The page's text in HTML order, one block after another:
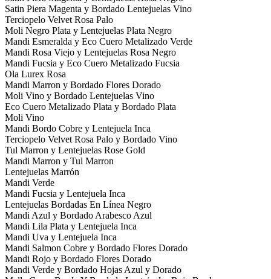
Satin Piera Magenta y Bordado Lentejuelas Vino
Terciopelo Velvet Rosa Palo
Moli Negro Plata y Lentejuelas Plata Negro
Mandi Esmeralda y Eco Cuero Metalizado Verde
Mandi Rosa Viejo y Lentejuelas Rosa Negro
Mandi Fucsia y Eco Cuero Metalizado Fucsia
Ola Lurex Rosa
Mandi Marron y Bordado Flores Dorado
Moli Vino y Bordado Lentejuelas Vino
Eco Cuero Metalizado Plata y Bordado Plata
Moli Vino
Mandi Bordo Cobre y Lentejuela Inca
Terciopelo Velvet Rosa Palo y Bordado Vino
Tul Marron y Lentejuelas Rose Gold
Mandi Marron y Tul Marron
Lentejuelas Marrón
Mandi Verde
Mandi Fucsia y Lentejuela Inca
Lentejuelas Bordadas En Línea Negro
Mandi Azul y Bordado Arabesco Azul
Mandi Lila Plata y Lentejuela Inca
Mandi Uva y Lentejuela Inca
Mandi Salmon Cobre y Bordado Flores Dorado
Mandi Rojo y Bordado Flores Dorado
Mandi Verde y Bordado Hojas Azul y Dorado